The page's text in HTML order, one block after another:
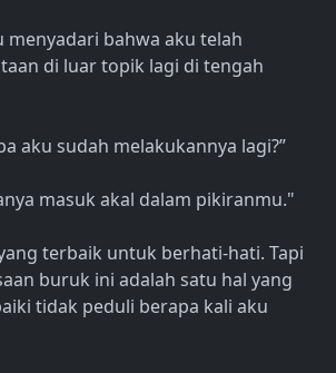
menyadari bahwa aku telah
di luar topik lagi di tengah
aku sudah melakukannya lagi?”
masuk akal dalam pikiranmu."
terbaik untuk berhati-hati. Tapi
buruk ini adalah satu hal yang
tidak peduli berapa kali aku